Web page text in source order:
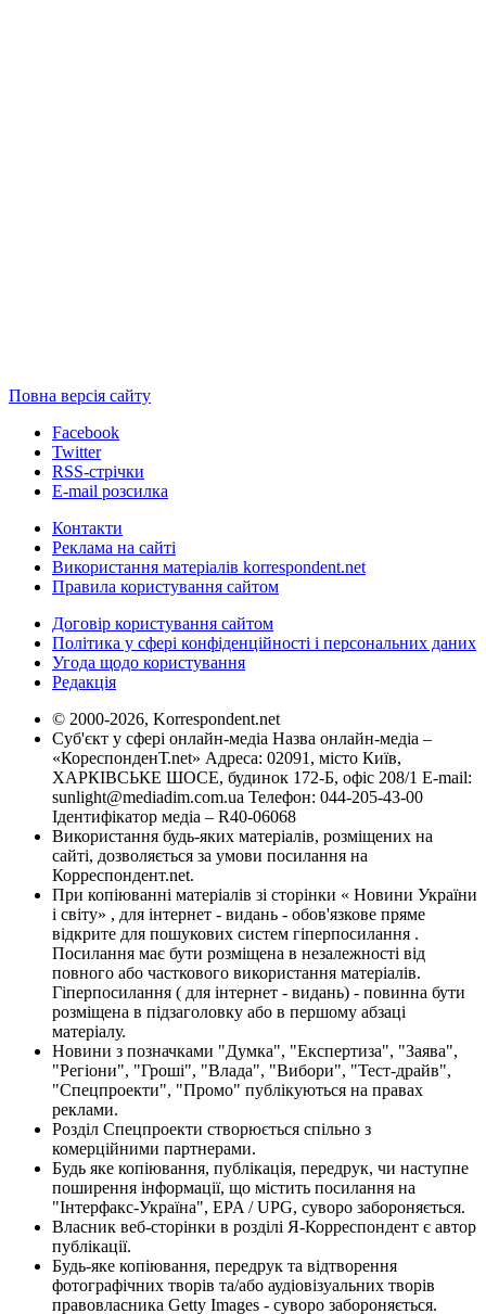
Повна версія сайту
Facebook
Twitter
RSS-стрічки
E-mail розсилка
Контакти
Реклама на сайті
Використання матеріалів korrespondent.net
Правила користування сайтом
Договір користування сайтом
Політика у сфері конфіденційності і персональних даних
Угода щодо користування
Редакція
© 2000-2026, Korrespondent.net
Суб'єкт у сфері онлайн-медіа Назва онлайн-медіа –
«КореспонденТ.net» Адреса: 02091, місто Київ,
ХАРКІВСЬКЕ ШОСЕ, будинок 172-Б, офіс 208/1 E-mail:
sunlight@mediadim.com.ua Телефон: 044-205-43-00
Ідентифікатор медіа – R40-06068
Використання будь-яких матеріалів, розміщених на
сайті, дозволяється за умови посилання на
Корреспондент.net.
При копіюванні матеріалів зі сторінки « Новини України
і світу» , для інтернет - видань - обов'язкове пряме
відкрите для пошукових систем гіперпосилання .
Посилання має бути розміщена в незалежності від
повного або часткового використання матеріалів.
Гіперпосилання ( для інтернет - видань) - повинна бути
розміщена в підзаголовку або в першому абзаці
матеріалу.
Новини з позначками "Думка", "Експертиза", "Заява",
"Регіони", "Гроші", "Влада", "Вибори", "Тест-драйв",
"Спецпроекти", "Промо" публікуються на правах
реклами.
Розділ Спецпроекти створюється спільно з
комерційними партнерами.
Будь яке копіювання, публікація, передрук, чи наступне
поширення інформації, що містить посилання на
"Інтерфакс-Україна", EPA / UPG, суворо забороняється.
Власник веб-сторінки в розділі Я-Корреспондент є автор
публікації.
Будь-яке копіювання, передрук та відтворення
фотографічних творів та/або аудіовізуальних творів
правовласника Getty Images - суворо забороняється.